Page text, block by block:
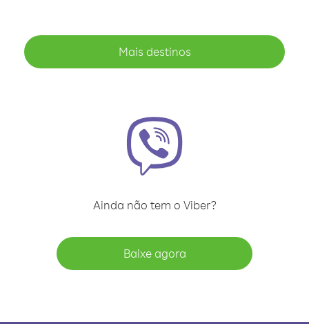
Mais destinos
Ainda não tem o Viber?
Baixe agora